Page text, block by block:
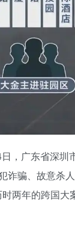
，广东省深圳
诈骗、故意杀
两年的跨国大